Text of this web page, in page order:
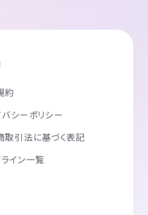
約
シーポリシー
取引法に基づく表記
イン一覧